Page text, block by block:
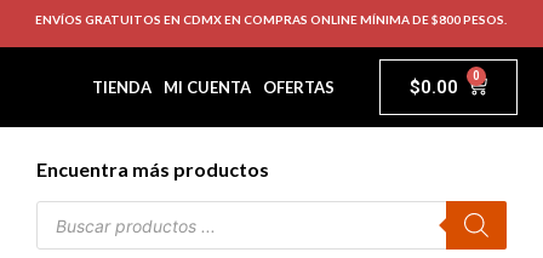
ENVÍOS GRATUITOS EN CDMX EN COMPRAS ONLINE MÍNIMA DE $800 PESOS.
TIENDA MI CUENTA OFERTAS $0.00 0
Encuentra más productos